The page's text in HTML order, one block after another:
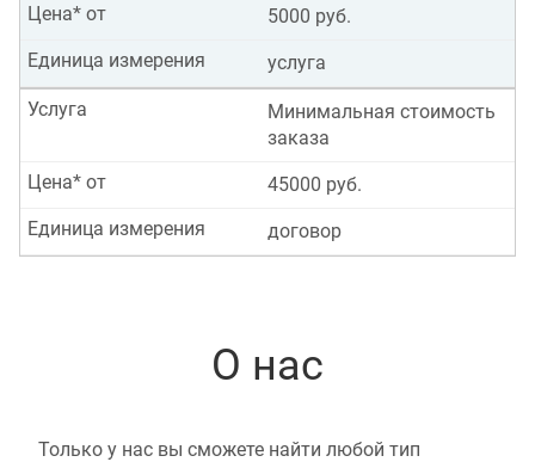
5000 руб.
Цена* от
услуга
Единица измерения
Минимальная стоимость
заказа
Услуга
45000 руб.
Цена* от
договор
Единица измерения
О нас
Только у нас вы сможете найти любой тип